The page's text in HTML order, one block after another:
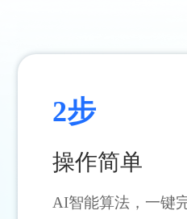
2步
操作简单
AI智能算法，一键